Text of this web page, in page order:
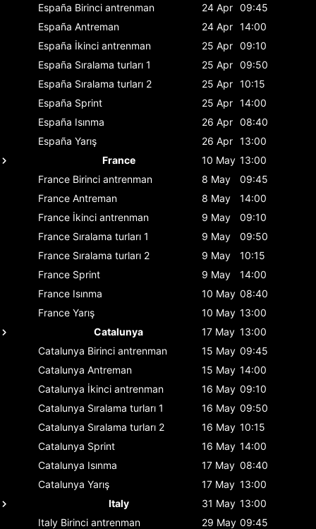
España Birinci antrenman 24 Apr 09:45
España Antreman 24 Apr 14:00
España İkinci antrenman 25 Apr 09:10
España Sıralama turları 1 25 Apr 09:50
España Sıralama turları 2 25 Apr 10:15
España Sprint 25 Apr 14:00
España Isınma 26 Apr 08:40
España Yarış 26 Apr 13:00
France
10 May 13:00
France Birinci antrenman 8 May
09:45
France Antreman 8 May
14:00
France İkinci antrenman 9 May
09:10
France Sıralama turları 1 9 May
09:50
France Sıralama turları 2 9 May
10:15
France Sprint 9 May
14:00
France Isınma 10 May 08:40
France Yarış 10 May 13:00
Catalunya
17 May 13:00
Catalunya Birinci antrenman 15 May 09:45
Catalunya Antreman 15 May 14:00
Catalunya İkinci antrenman 16 May 09:10
Catalunya Sıralama turları 1 16 May 09:50
Catalunya Sıralama turları 2 16 May 10:15
Catalunya Sprint 16 May 14:00
Catalunya Isınma 17 May 08:40
Catalunya Yarış 17 May 13:00
Italy
31 May 13:00
Italy Birinci antrenman 29 May 09:45